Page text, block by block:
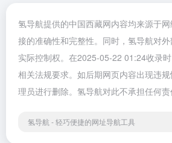
氢导航提供的中国西藏网内容均来源于
接的准确性和完整性。同时，氢导航对
实际控制权。在2025-05-22 01:24收录
相关法规要求。如后期网页内容出现违
理员进行删除。氢导航对此不承担任何责
氢导航 - 轻巧便捷的网址导航工具